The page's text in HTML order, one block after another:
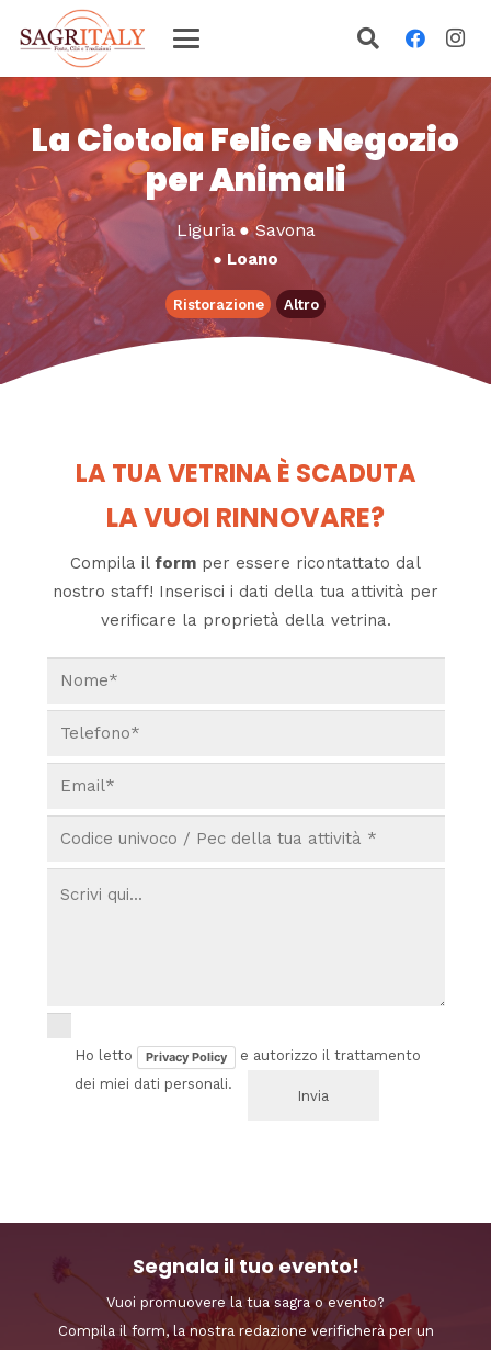
La Ciotola Felice Negozio
per Animali
Liguria ●Savona
● Loano
Ristorazione Altro
LA TUA VETRINA È SCADUTA
LA VUOI RINNOVARE?
Compila il form per essere ricontattato dal
nostro staff! Inserisci i dati della tua attività per
verificare la proprietà della vetrina.
Ho letto Privacy Policy
e autorizzo il trattamento
dei miei dati personali.
Segnala il tuo evento!
Vuoi promuovere la tua sagra o evento?
Compila il form, la nostra redazione verificherà per un